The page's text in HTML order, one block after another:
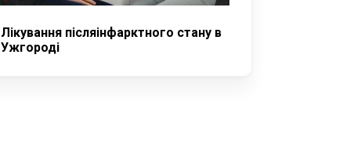
Лікування післяінфарктного стану в
Ужгороді